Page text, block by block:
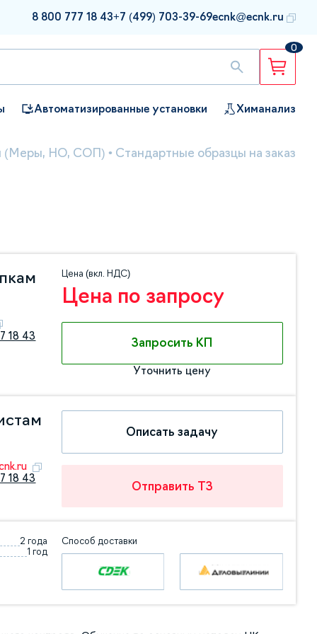
8 800 777 18 43+7 (499) 703-39-69ecnk@ecnk.ru
0
Автоматизированные установки Химанализ
(Меры, НО, СОП) • Стандартные образцы на заказ
18 43
Цена (вкл. НДС)
Цена по запросу
Запросить КП
Уточнить цену
18 43
Описать задачу
Отправить ТЗ
2 года
1 год
Способ доставки